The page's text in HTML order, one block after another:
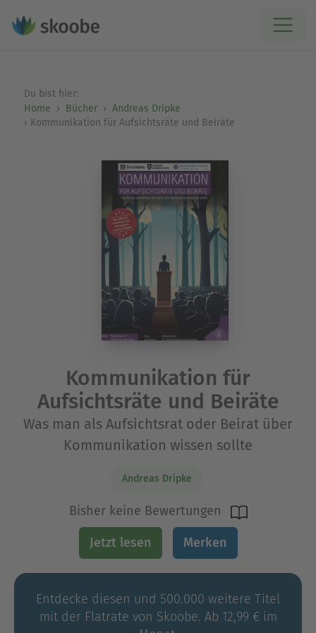
Du bist hier:
Home
Bücher
Andreas Dripke
Kommunikation für Aufsichtsräte und Beiräte
Kommunikation für
Aufsichtsräte und Beiräte
Was man als Aufsichtsrat oder Beirat über
Kommunikation wissen sollte
Andreas Dripke
Bisher keine Bewertungen
Jetzt lesen Merken
Entdecke diesen und 500.000 weitere Titel
mit der Flatrate von Skoobe. Ab 12,99 € im